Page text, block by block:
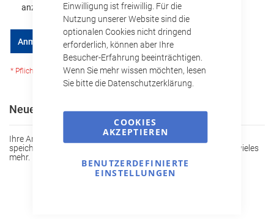
Einwilligung ist freiwillig. Für die
Nutzung unserer Website sind die
optionalen Cookies nicht dringend
erforderlich, können aber Ihre
Besucher-Erfahrung beeinträchtigen.
Wenn Sie mehr wissen möchten, lesen
Sie bitte die Datenschutzerklärung.
COOKIES
AKZEPTIEREN
BENUTZERDEFINIERTE
EINSTELLUNGEN
anzeigen
Anmelden
Passwort vergessen?
Neue Kunden
Ihre Anmeldung hat viele Vorteile: schnellerer Bestellvorgang,
speichern von mehreren Adressen, Sendungsverfolgung und vieles
mehr.